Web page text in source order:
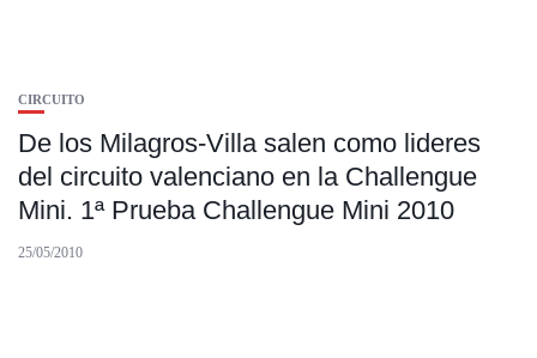
CIRCUITO
De los Milagros-Villa salen como lideres
del circuito valenciano en la Challengue
Mini. 1ª Prueba Challengue Mini 2010
25/05/2010